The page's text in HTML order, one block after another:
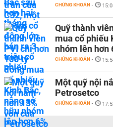
CHỨNG KHOÁN -
Quỹ thành
mua cổ phiếu
nhóm lên hơn
CHỨNG KHOÁN -
Một quỹ nội
Petrosetco
CHỨNG KHOÁN -